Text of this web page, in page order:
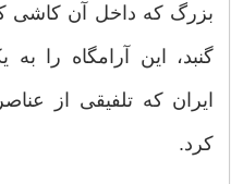
بزرگ که داخل آن کاشی
گنبد، این آرامگاه را
ایران که تلفیقی از
کرد.